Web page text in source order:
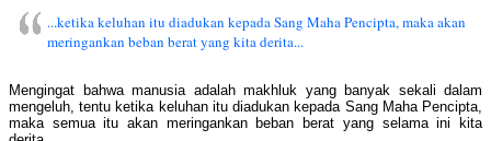
...ketika keluhan itu diadukan kepada Sang Maha Pencipta, maka akan
meringankan beban berat yang kita derita...
Mengingat bahwa manusia adalah makhluk yang banyak sekali dalam
mengeluh, tentu ketika keluhan itu diadukan kepada Sang Maha Pencipta,
maka semua itu akan meringankan beban berat yang selama ini kita